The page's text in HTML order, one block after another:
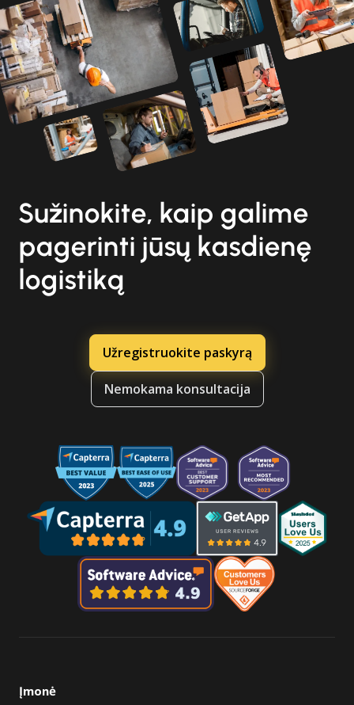
Sužinokite, kaip galime
pagerinti jūsų kasdienę
logistiką
Užregistruokite paskyrą
Nemokama konsultacija
Įmonė